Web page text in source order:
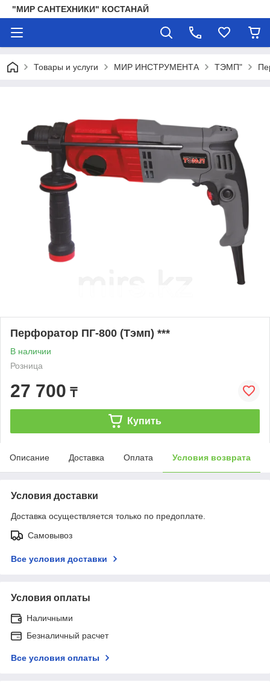
"МИР САНТЕХНИКИ" КОСТАНАЙ
Товары и услуги МИР ИНСТРУМЕНТА ТЭМП"
Перфоратор ПГ-800 (Тэмп) ***
В наличии
Розница
27 700 ₸
Купить
Описание Доставка Оплата Условия возврата
Условия доставки
Доставка осуществляется только по предоплате.
Самовывоз
Все условия доставки
Условия оплаты
Наличными
Безналичный расчет
Все условия оплаты